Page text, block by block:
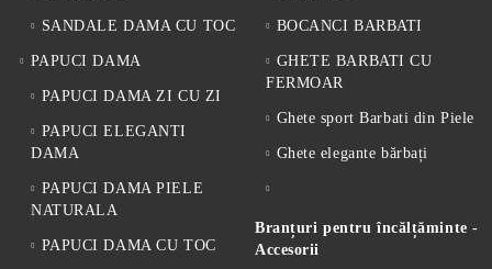
✔️ varietate de modele moderne.
Întrebări frecvente
Ce modele sport sunt la modă în 2026?
În 2026 sunt populare modelele minimaliste cu talpă groasă și culori
neutre.
Sunt potrivite pentru utilizare zilnică?
activități zilnice.
Care sunt cele mai confortabile modele?
Modelele ușoare cu branț moale și talpă flexibilă oferă cel mai ridicat
SANDALE DAMA CU TOC
PAPUCI DAMA
PAPUCI DAMA ZI CU ZI
PAPUCI ELEGANTI
DAMA
PAPUCI DAMA PIELE
NATURALA
PAPUCI DAMA CU TOC
BOCANCI BARBATI
GHETE BARBATI CU
FERMOAR
Ghete sport Barbati din Piele
Ghete elegante bărbați
Branțuri pentru încălțăminte -
Accesorii